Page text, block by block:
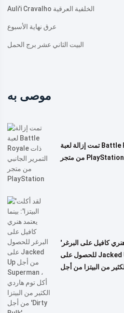
Auli'i Cravalho الخلفية العرقية
عرق نهاية الأسبوع
البيت الثاني عشر برج الحمل
موصى به
تمت إزالة لعبة Battle Royale ذات التمرير الجانبي
من متجر PlayStation
'لقد أكلت البيتزا': بينما يعتمد هنري كافيل على البرغر
للحصول على Jacked Up من أجل Superman ، أكل